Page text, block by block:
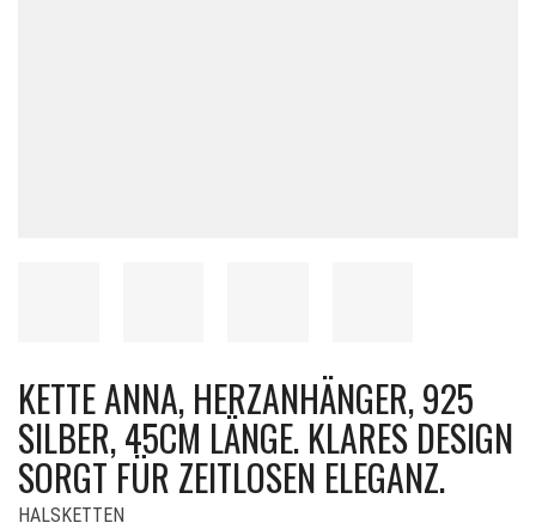
KETTE ANNA, HERZANHÄNGER, 925
SILBER, 45CM LÄNGE. KLARES DESIGN
SORGT FÜR ZEITLOSEN ELEGANZ.
HALSKETTEN